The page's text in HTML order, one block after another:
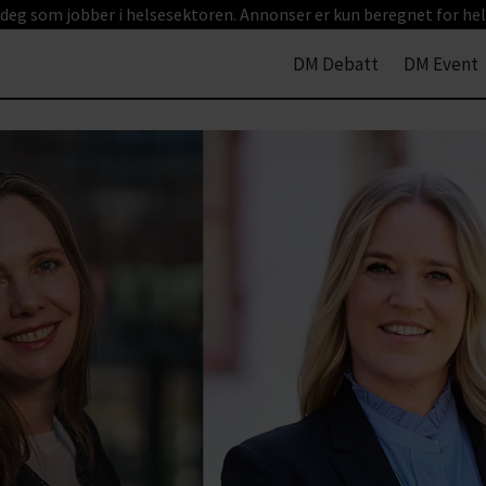
som jobber i helsesektoren. Annonser er kun beregnet for
DM Debatt DM Event